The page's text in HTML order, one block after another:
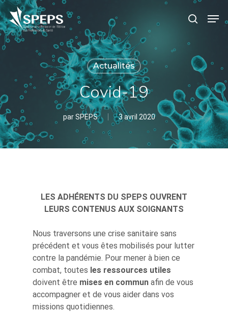
Skip
to
main
content
search
Actualités
Covid-19
par SPEPS 3 avril 2020
LES ADHÉRENTS DU SPEPS OUVRENT
LEURS CONTENUS AUX SOIGNANTS
Nous traversons une crise sanitaire sans
précédent et vous êtes mobilisés pour lutter
contre la pandémie. Pour mener à bien ce
combat, toutes les ressources utiles
doivent être mises en commun afin de vous
accompagner et de vous aider dans vos
missions quotidiennes.